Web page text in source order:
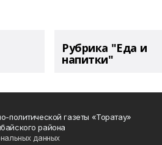
Рубрика "Еда и
напитки"
политической газеты «Торатау»
района
данных